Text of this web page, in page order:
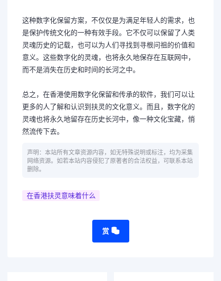
这种数字化保留方案，不仅仅是为满足年轻人的需求，也
是保护传统文化的一种有效手段。它不仅可以保留了人类
灵魂历史的记载，也可以为人们寻找到寻根问祖的价值和
意义。这些数字化的灵魂，也将永久地保存在互联网中，
而不是消失在历史和时间的长河之中。
总之，在香港使用数字化保留和传承的软件，我们可以让
更多的人了解和认识到扶灵的文化意义。而且，数字化的
灵魂也将永久地留存在历史长河中，像一种文化宝藏，悄
然流传下去。
声明：本站所有文章资源内容，如无特殊说明或标注，均为采集
网络资源。如若本站内容侵犯了原著者的合法权益，可联系本站
删除。
在香港扶灵意味着什么
赏